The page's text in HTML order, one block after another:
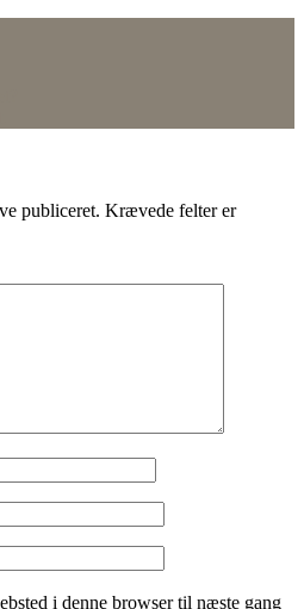
publiceret. Krævede felter er
i denne browser til næste gang